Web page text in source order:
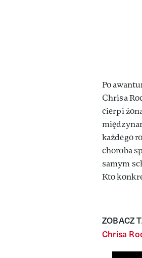
Po
Chrisa
cierpi
każdego
choroba
samym
Kto
ZOBACZ
Chrisa